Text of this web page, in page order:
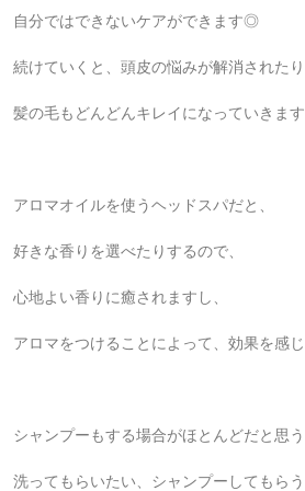
自分ではできないケアができます◎
続けていくと、頭皮の悩みが解消された
髪の毛もどんどんキレイになっていきま
アロマオイルを使うヘッドスパだと、
好きな香りを選べたりするので、
心地よい香りに癒されますし、
アロマをつけることによって、効果を感
シャンプーもする場合がほとんどだと思
洗ってもらいたい、シャンプーしてもら